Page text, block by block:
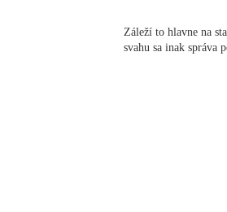
Záleží to hlavne na
svahu sa inak